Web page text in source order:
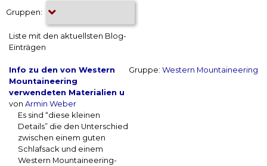
Gruppen:
Liste mit den aktuellsten Blog-
Einträgen
Info zu den von Western
Mountaineering
verwendeten Materialien u
von Armin Weber
Gruppe: Western Mountaineering
Es sind “diese kleinen
Details” die den Unterschied
zwischen einem guten
Schlafsack und einem
Western Mountaineering-